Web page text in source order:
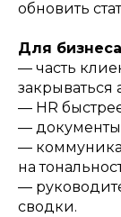
обновить
Для
— часть
закрываться
— HR
— документы
—
на
—
сводки.